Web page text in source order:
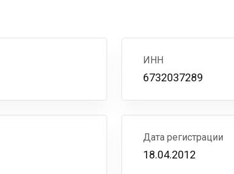
ИНН
6732037289
Дата регистрации
18.04.2012